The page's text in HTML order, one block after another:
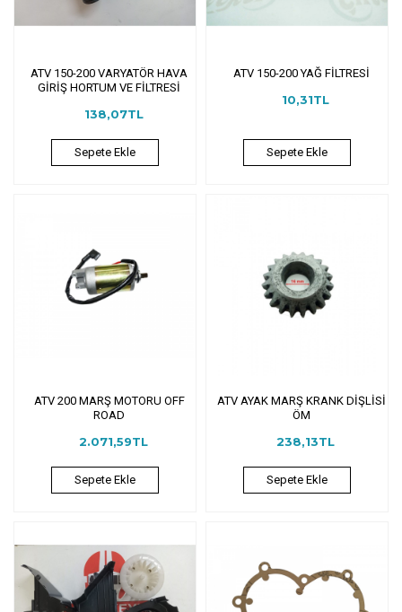
ATV 150-200 VARYATÖR HAVA
GİRİŞ HORTUM VE FİLTRESİ
138,07TL
Sepete Ekle
ATV 150-200 YAĞ FİLTRESİ
10,31TL
Sepete Ekle
ATV 200 MARŞ MOTORU OFF
ROAD
2.071,59TL
Sepete Ekle
ATV AYAK MARŞ KRANK DİŞLİSİ
ÖM
238,13TL
Sepete Ekle